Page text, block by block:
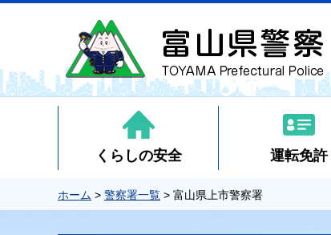
くらしの安全 運転免許
ホーム > 警察署一覧 > 富山県上市警察署